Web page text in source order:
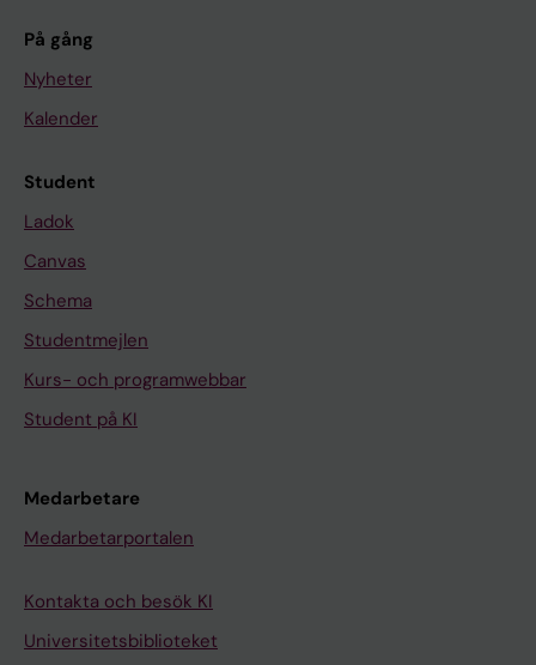
På gång
Nyheter
Kalender
Student
Ladok
Canvas
Schema
Studentmejlen
Kurs- och programwebbar
Student på KI
Medarbetare
Medarbetarportalen
Kontakta och besök KI
Universitetsbiblioteket